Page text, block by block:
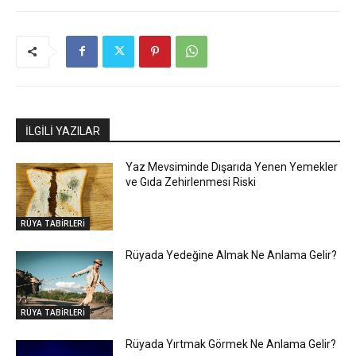
İLGİLİ YAZILAR
RÜYA TABİRLERİ
Yaz Mevsiminde Dışarıda Yenen Yemekler
ve Gıda Zehirlenmesi Riski
RÜYA TABİRLERİ
Rüyada Yedeğine Almak Ne Anlama Gelir?
Rüyada Yırtmak Görmek Ne Anlama Gelir?